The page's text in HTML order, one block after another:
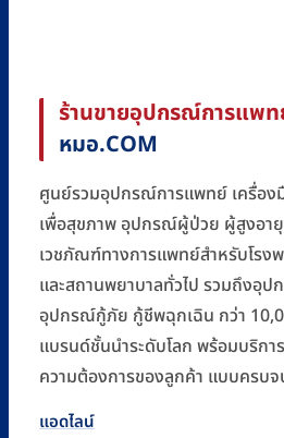
ร้านขายอุปกรณ์การแพ
หมอ.COM
ศูนย์รวมอุปกรณ์การแพทย์ เครื่อ
เพื่อสุขภาพ อุปกรณ์ผู้ป่วย ผู้สูงอา
เวชภัณฑ์ทางการแพทย์สำหรับโรง
และสถานพยาบาลทั่วไป รวมถึงอุ
อุปกรณ์กู้ภัย กู้ชีพฉุกเฉิน กว่า
แบรนด์ชั้นนำระดับโลก พร้อมบริกา
ความต้องการของลูกค้า แบบครบจ
แอดไลน์